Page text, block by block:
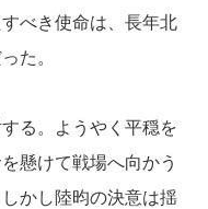
べき使命は、長年北
た。
る。ようやく平穏を
懸けて戦場へ向かう
かし陸昀の決意は揺